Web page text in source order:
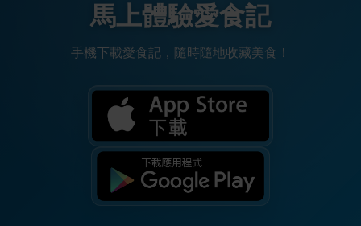
馬上體驗愛食記
手機下載愛食記，隨時隨地收藏美食！